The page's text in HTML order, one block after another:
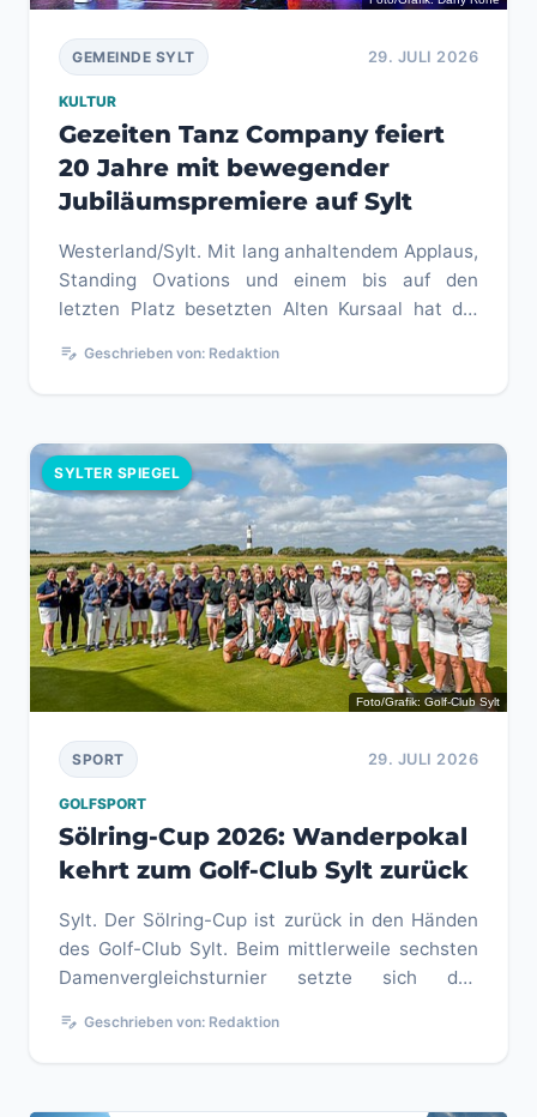
29. JULI 2026
GEMEINDE SYLT
KULTUR
Gezeiten Tanz Company feiert
20 Jahre mit bewegender
Jubiläumspremiere auf Sylt
Westerland/Sylt. Mit lang anhaltendem Applaus,
Standing Ovations und einem bis auf den
letzten Platz besetzten Alten Kursaal hat die
edit_note Geschrieben von: Redaktion
SYLTER SPIEGEL
Foto/Grafik: Golf-Club Sylt
29. JULI 2026
SPORT
GOLFSPORT
Sölring-Cup 2026: Wanderpokal
kehrt zum Golf-Club Sylt zurück
Sylt. Der Sölring-Cup ist zurück in den Händen
des Golf-Club Sylt. Beim mittlerweile sechsten
Damenvergleichsturnier setzte sich das
edit_note Geschrieben von: Redaktion